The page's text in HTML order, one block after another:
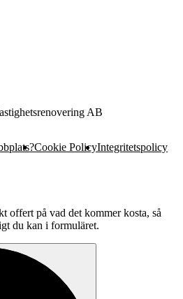
AB
Cookie PolicyIntegritetspolicy
offert på vad det kommer kosta, så
du kan i formuläret.